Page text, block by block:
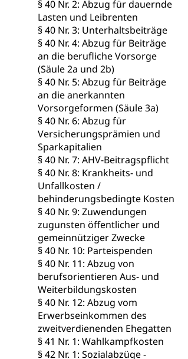
§ 40 Nr. 2: Abzug für dauernde
Lasten und Leibrenten
§ 40 Nr. 3: Unterhaltsbeiträge
§ 40 Nr. 4: Abzug für Beiträge
an die berufliche Vorsorge
(Säule 2a und 2b)
§ 40 Nr. 5: Abzug für Beiträge
an die anerkannten
Vorsorgeformen (Säule 3a)
§ 40 Nr. 6: Abzug für
Versicherungsprämien und
Sparkapitalien
§ 40 Nr. 7: AHV-Beitragspflicht
§ 40 Nr. 8: Krankheits- und
Unfallkosten /
behinderungsbedingte Kosten
§ 40 Nr. 9: Zuwendungen
zugunsten öffentlicher und
gemeinnütziger Zwecke
§ 40 Nr. 10: Parteispenden
§ 40 Nr. 11: Abzug von
berufsorientieren Aus- und
Weiterbildungskosten
§ 40 Nr. 12: Abzug vom
Erwerbseinkommen des
zweitverdienenden Ehegatten
§ 41 Nr. 1: Wahlkampfkosten
§ 42 Nr. 1: Sozialabzüge -